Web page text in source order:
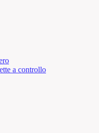
a controllo